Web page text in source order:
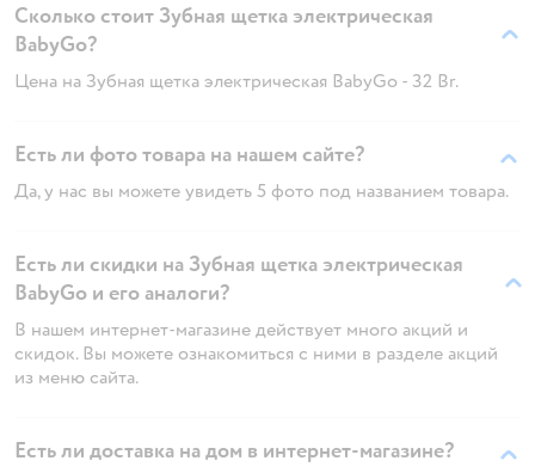
Сколько стоит Зубная щетка электрическая
BabyGo?
Цена на Зубная щетка электрическая BabyGo - 32 Br.
Есть ли фото товара на нашем сайте?
Да, у нас вы можете увидеть 5 фото под названием товара.
Есть ли скидки на Зубная щетка электрическая
BabyGo и его аналоги?
В нашем интернет-магазине действует много акций и
скидок. Вы можете ознакомиться с ними в разделе акций
из меню сайта.
Есть ли доставка на дом в интернет-магазине?